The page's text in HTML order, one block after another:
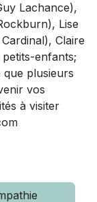
Lachance),
Lise
Claire
enfants;
plusieurs
vos
à visiter